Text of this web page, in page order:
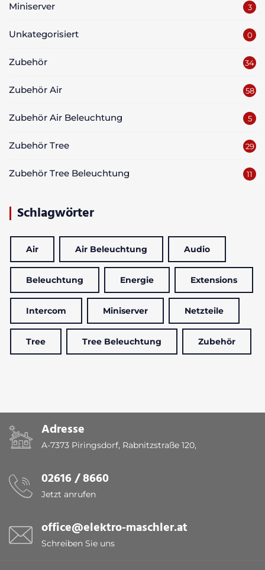
Miniserver 3
Unkategorisiert 0
Zubehör 34
Zubehör Air 58
Zubehör Air Beleuchtung 5
Zubehör Tree 29
Zubehör Tree Beleuchtung 11
Schlagwörter
Air Air Beleuchtung Audio
Beleuchtung Energie Extensions
Intercom Miniserver Netzteile
Tree Tree Beleuchtung Zubehör
Adresse
A-7373 Piringsdorf, Rabnitzstraße 120,
02616 / 8660
Jetzt anrufen
office@elektro-maschler.at
Schreiben Sie uns